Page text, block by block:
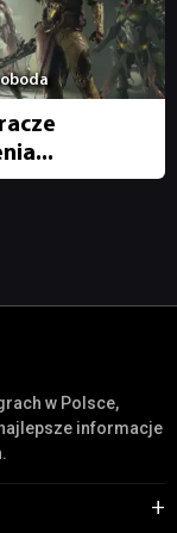
w Polsce,
informacje